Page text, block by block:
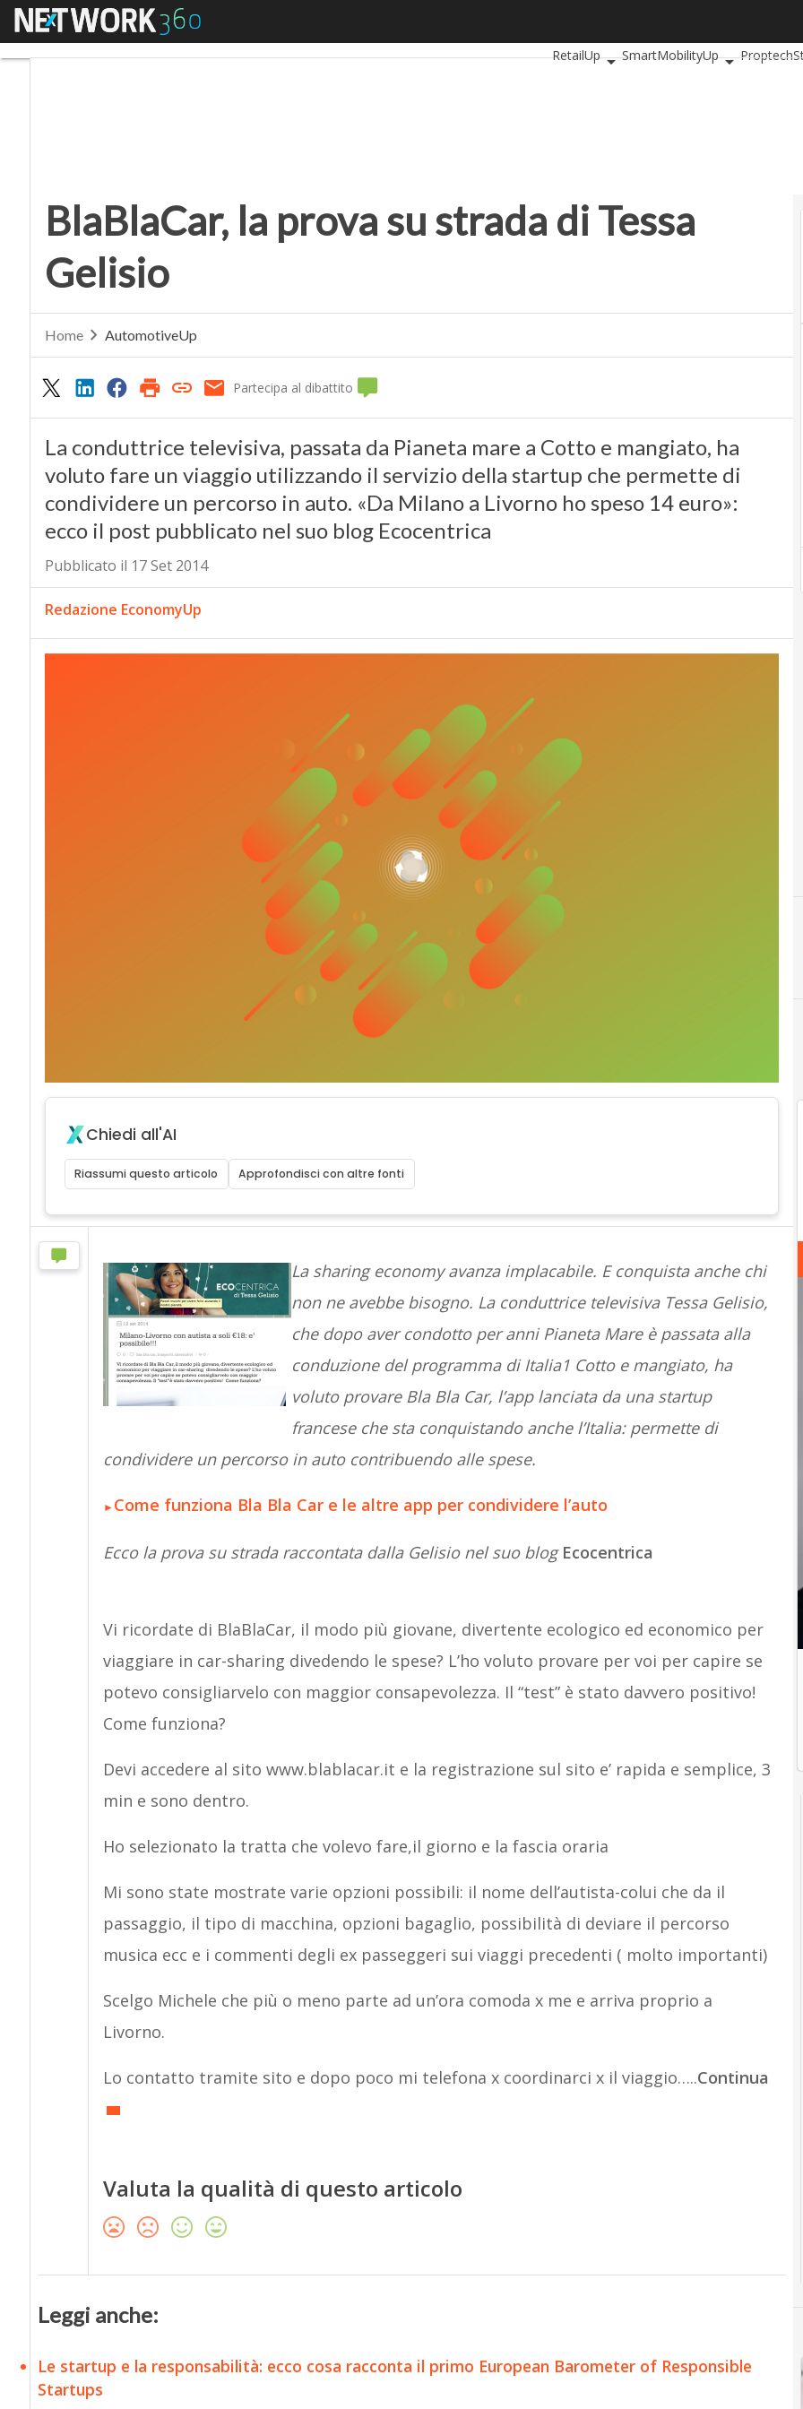
Menu
RetailUp
SmartMobilityUp Proptech
BlaBlaCar, la prova su strada di Tessa
Gelisio
Home AutomotiveUp
Partecipa al dibattito
La conduttrice televisiva, passata da Pianeta mare a Cotto e mangiato, ha
voluto fare un viaggio utilizzando il servizio della startup che permette di
condividere un percorso in auto. «Da Milano a Livorno ho speso 14 euro»:
ecco il post pubblicato nel suo blog Ecocentrica
Pubblicato il 17 Set 2014
Redazione EconomyUp
Chiedi all'AI
Riassumi questo articolo Approfondisci con altre fonti
La sharing economy avanza implacabile. E conquista anche chi
non ne avebbe bisogno. La conduttrice televisiva Tessa Gelisio,
che dopo aver condotto per anni Pianeta Mare è passata alla
conduzione del programma di Italia1 Cotto e mangiato, ha
voluto provare Bla Bla Car, l’app lanciata da una startup
francese che sta conquistando anche l’Italia: permette di
condividere un percorso in auto contribuendo alle spese.
►Come funziona Bla Bla Car e le altre app per condividere l’auto
Ecco la prova su strada raccontata dalla Gelisio nel suo blog Ecocentrica
Vi ricordate di BlaBlaCar, il modo più giovane, divertente ecologico ed economico per
viaggiare in car-sharing divedendo le spese? L’ho voluto provare per voi per capire se
potevo consigliarvelo con maggior consapevolezza. Il “test” è stato davvero positivo!
Come funziona?
Devi accedere al sito www.blablacar.it e la registrazione sul sito e’ rapida e semplice, 3
min e sono dentro.
Ho selezionato la tratta che volevo fare,il giorno e la fascia oraria
Mi sono state mostrate varie opzioni possibili: il nome dell’autista-colui che da il
passaggio, il tipo di macchina, opzioni bagaglio, possibilità di deviare il percorso
musica ecc e i commenti degli ex passeggeri sui viaggi precedenti ( molto importanti)
Scelgo Michele che più o meno parte ad un’ora comoda x me e arriva proprio a
Livorno.
Lo contatto tramite sito e dopo poco mi telefona x coordinarci x il viaggio…..Continua
Valuta la qualità di questo articolo
Leggi anche:
Le startup e la responsabilità: ecco cosa racconta il primo European Barometer of Responsible
Startups